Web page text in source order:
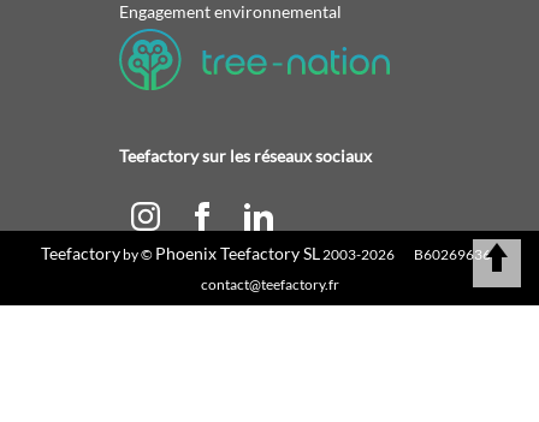
Calculez votre devis
Engagement environnemental
Teefactory sur les réseaux sociaux
Teefactoryby © Phoenix Teefactory SL2003-2026 B60269636 |
contact@teefactory.fr